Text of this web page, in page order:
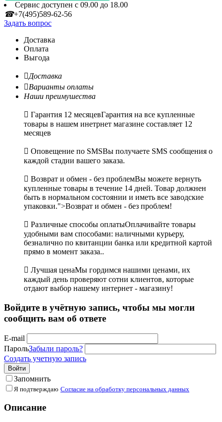
Сервис доступен с 09.00 до 18.00
☎+7(495)589-62-56
Задать вопрос
Доставка
Оплата
Выгода
Доставка
Варианты оплаты
Наши преимушества
 Гарантия 12 месяцевГарантия на все купленные
товары в нашем инетрнет магазине составляет 12
месяцев
 Оповещение по SMSВы получаете SMS сообщения о
каждой стадии вашего заказа.
 Возврат и обмен - без проблемВы можете вернуть
купленные товары в течение 14 дней. Товар должнен
быть в нормальном состоянии и иметь все заводские
упаковки.">Возврат и обмен - без проблем!
 Различные способы оплатыОплачивайте товары
удобными вам способами: наличными курьеру,
безналично по квитанции банка или кредитной картой
прямо в момент заказа..
 Лучшая ценаМы гордимся нашими ценами, их
каждый день проверяют сотни клиентов, которые
отдают выбор нашему интернет - магазину!
Войдите в учётную запись, чтобы мы могли
сообщить вам об ответе
E-mail
ПарольЗабыли пароль?
Создать учетную запись
Войти
Запомнить
Я подтверждаю Согласие на обработку персональных данных
Описание